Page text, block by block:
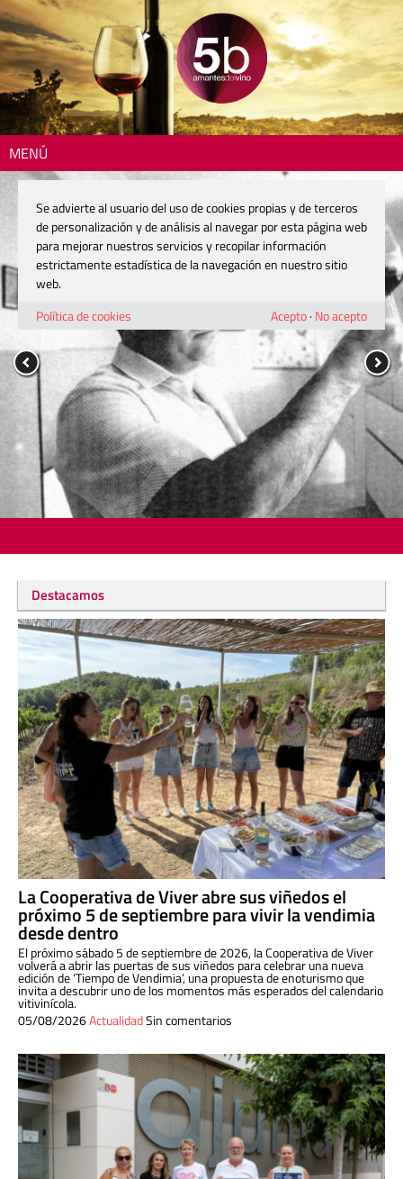
MENÚ
Destacamos
La Cooperativa de Viver abre sus viñedos el
próximo 5 de septiembre para vivir la vendimia
desde dentro
El próximo sábado 5 de septiembre de 2026, la Cooperativa de Viver
volverá a abrir las puertas de sus viñedos para celebrar una nueva
edición de ‘Tiempo de Vendimia’, una propuesta de enoturismo que
invita a descubrir uno de los momentos más esperados del calendario
vitivinícola.
05/08/2026ActualidadSin comentarios
Se advierte al usuario del uso de cookies propias y de terceros
de personalización y de análisis al navegar por esta página web
para mejorar nuestros servicios y recopilar información
estrictamente estadística de la navegación en nuestro sitio
web.
Política de cookies
Acepto· No acepto